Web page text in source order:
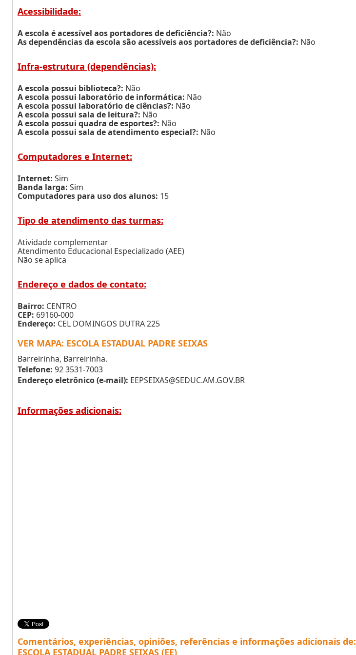
Acessibilidade:
A escola é acessível aos portadores de deficiência?: Não
As dependências da escola são acessíveis aos portadores de deficiência?: Não
Infra-estrutura (dependências):
A escola possui biblioteca?: Não
A escola possui laboratório de informática: Não
A escola possui laboratório de ciências?: Não
A escola possui sala de leitura?: Não
A escola possui quadra de esportes?: Não
A escola possui sala de atendimento especial?: Não
Computadores e Internet:
Internet: Sim
Banda larga: Sim
Computadores para uso dos alunos: 15
Tipo de atendimento das turmas:
Atividade complementar
Atendimento Educacional Especializado (AEE)
Não se aplica
Endereço e dados de contato:
Bairro: CENTRO
CEP: 69160-000
Endereço: CEL DOMINGOS DUTRA 225
VER MAPA: ESCOLA ESTADUAL PADRE SEIXAS
Barreirinha, Barreirinha.
Telefone: 92 3531-7003
Endereço eletrônico (e-mail): EEPSEIXAS@SEDUC.AM.GOV.BR
Informações adicionais:
Comentários, experiências, opiniões, referências e informações adicionais de:
ESCOLA ESTADUAL PADRE SEIXAS (EE)